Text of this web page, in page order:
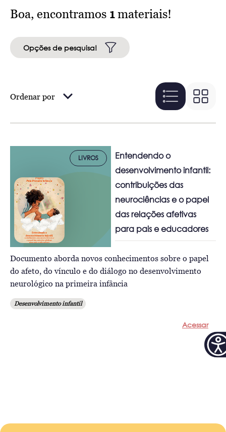
Boa, encontramos 1materiais!
Opções de pesquisa!
Ordenar por
LIVROS
Entendendo o
desenvolvimento infantil:
contribuições das
neurociências e o papel
das relações afetivas
para pais e educadores
Documento aborda novos conhecimentos sobre o papel
do afeto, do vínculo e do diálogo no desenvolvimento
neurológico na primeira infância
Desenvolvimento infantil
Acessar